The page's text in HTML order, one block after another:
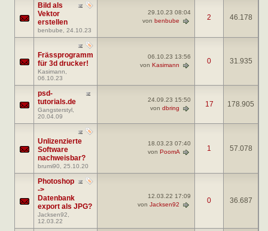
Bild als
Vektor
erstellen
benbube , 24.10.23
29.10.23 08:04
von benbube 2 46.178
Frässprogramm
für 3d drucker!
Kasimann
06.10.23
06.10.23 13:56
von Kasimann 0 31.935
psd-
tutorials.de
Gangsterstyl
20.04.09
24.09.23 15:50
von dbring 17 178.905
Unlizenzierte
Software
nachweisbar?
brumi90 , 25.10.20
18.03.23 07:40
von PoomA 1 57.078
Photoshop
->
Datenbank
export als JPG?
Jacksen92
12.03.22
12.03.22 17:09
von Jacksen92 0 36.687